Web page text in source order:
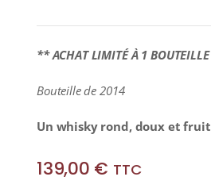
** ACHAT LIMITÉ À 1
Bouteille de 2014
Un whisky rond, doux et
139,00 € TTC